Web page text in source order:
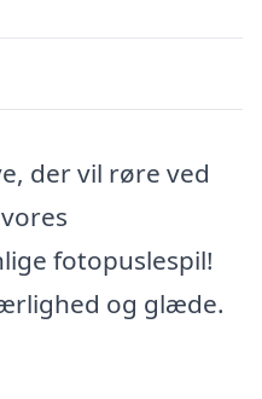
der vil røre ved
fotopuslespil!
og glæde.